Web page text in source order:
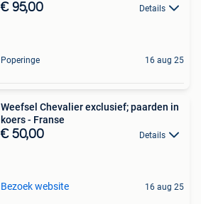
€ 95,00 Details
Poperinge 16 aug 25
Weefsel Chevalier exclusief; paarden in
koers - Franse
€ 50,00 Details
Bezoek website 16 aug 25